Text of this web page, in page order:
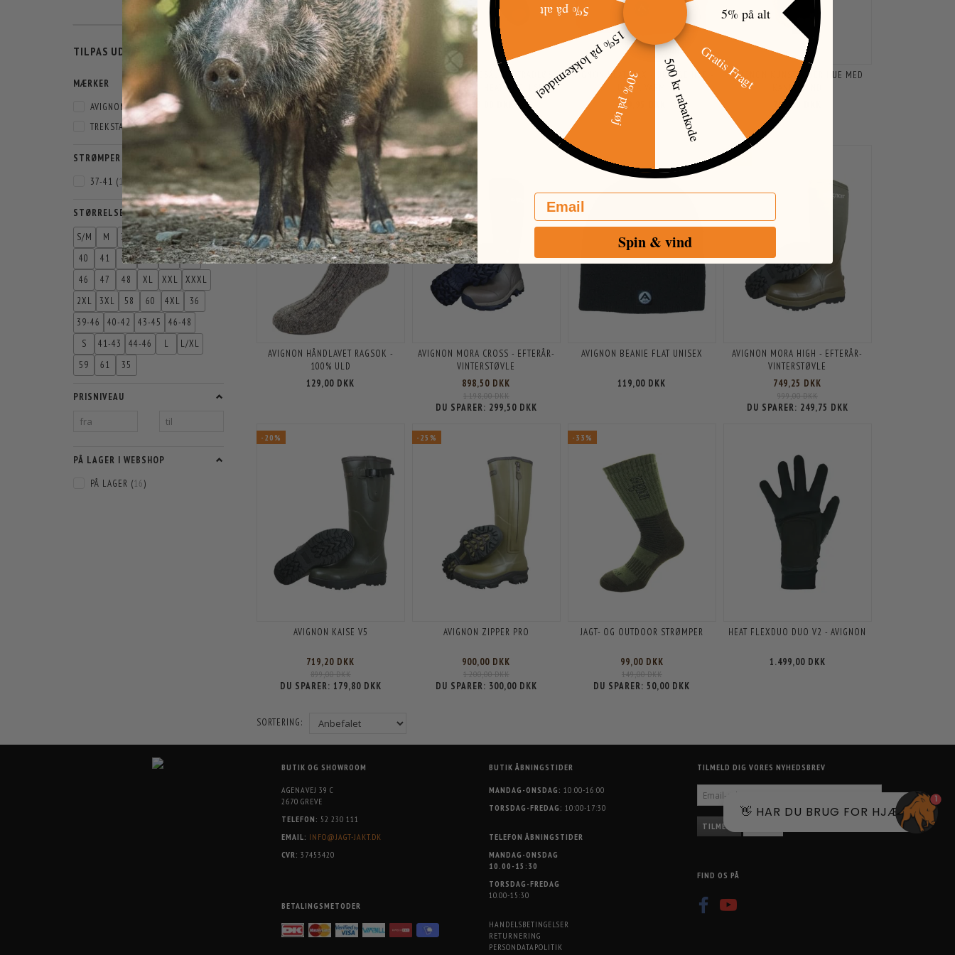
TILPAS UDVALG
SKIFTE
FILTER
MÆRKER
AVIGNON(12)
TREKSTA(1)
STRØMPER
37-41 (1
STØRRELSE
S/M
M 37-39 37 38
39
40
41 42 43 44
45
46
47 48 XL XXL
XXXL
2XL
3XL 58 60 4XL
36
39-46
40-42 43-45
46-48
S
41-43 44-46 L
L/XL
59
61 35
PRISNIVEAU
PÅ LAGER I WEBSHOP
PÅ LAGER (16)
HEAT MAX STRØMPER
94,95 DKK
119,00 DKK
DU SPARER: 24,05 DKK
AVIGNON VARMESÅLER - TRÅDLØS
OPLADNING - HEAT QI PULSE
1.499,00 DKK
AVIGNON HEAT MAX - ORANGE HUE -
ULTRA VARM
129,95 DKK
AVIGNON KUNSTLÆDER HUE MED
KANINSKIND
799,00 DKK
AVIGNON HÅNDLAVET RAGSOK -
100% ULD
129,00 DKK
-25%
AVIGNON MORA CROSS - EFTERÅR-
VINTERSTØVLE
898,50 DKK
1.198,00 DKK
DU SPARER: 299,50 DKK
AVIGNON BEANIE FLAT UNISEX
119,00 DKK
-25%
AVIGNON MORA HIGH - EFTERÅR-
VINTERSTØVLE
749,25 DKK
999,00 DKK
DU SPARER: 249,75 DKK
-20%
AVIGNON KAISE V5
719,20 DKK
899,00 DKK
DU SPARER: 179,80 DKK
-25%
AVIGNON ZIPPER PRO
900,00 DKK
1.200,00 DKK
DU SPARER: 300,00 DKK
-33%
JAGT- OG OUTDOOR STRØMPER
99,00 DKK
149,00 DKK
DU SPARER:50,00 DKK
HEAT FLEXDUO DUO V2 - AVIGNON
1.499,00 DKK
SORTERING:
BUTIK OG SHOWROOM
AGENAVEJ 39 C
2670 GREVE
TELEFON: 52 230 111
EMAIL: INFO@JAGT-JAKT.DK
CVR: 37453420
BETALINGSMETODER
BUTIK ÅBNINGSTIDER
MANDAG-ONSDAG: 10:00-16:00
TORSDAG-FREDAG: 10:00-17:30
TELEFON ÅBNINGSTIDER
MANDAG-ONSDAG
10.00-15:30
TORSDAG-FREDAG
10.00-15:30
HANDELSBETINGELSER
RETURNERING
PERSONDATAPOLITIK
TILMELD DIG VORES NYHEDSBREV
ADRESSE
TILMELD
FIND OS PÅ
👋 HAR DU BRUG FOR HJÆLP?
1
5% på alt
Gratis Fragt
500 kr rabatkode
30% på tøj
15% på lokkemiddel
5% på alt
Email
Spin & vind